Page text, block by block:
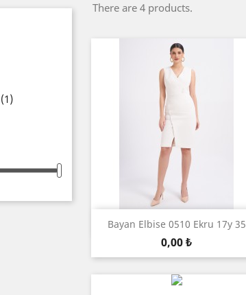
(1)
There are 4 products.
Bayan Elbise 0510 Ekru 17y 35
ფასი
0,00 ₺
ნახვა